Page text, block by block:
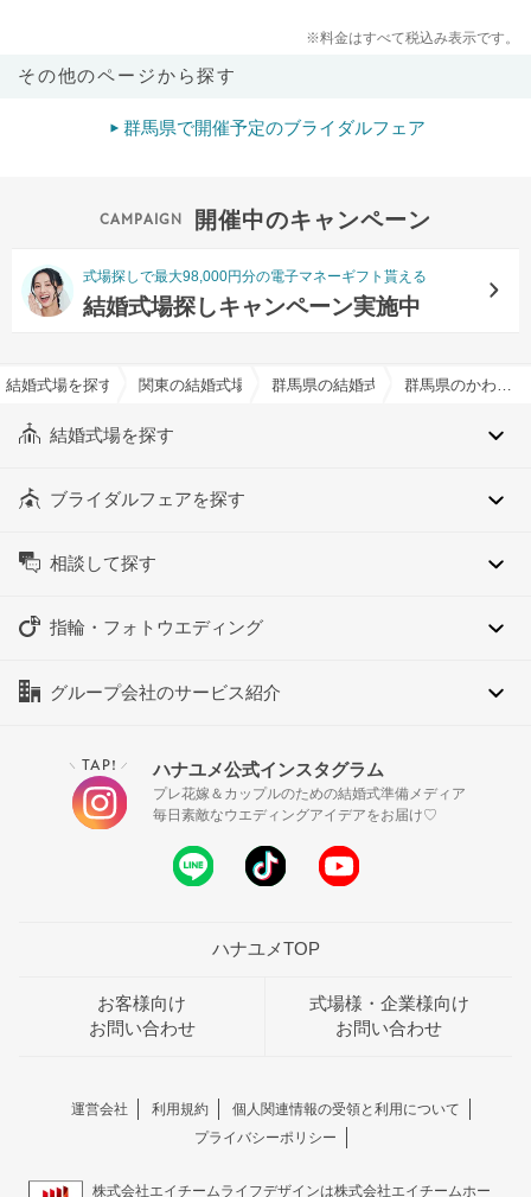
※料金はすべて税込み表示です。
その他のページから探す
群馬県で開催予定のブライダルフェア
開催中のキャンペーン
式場探しで最大98,000円分の電子マネーギフト貰える
結婚式場探しキャンペーン実施中
結婚式場を探すならハナユメ
関東の結婚式場 群馬県の結婚式場 群馬県のかわいいイメージでおすすめの結婚式場・挙式会場一覧
結婚式場を探す
ブライダルフェアを探す
相談して探す
指輪・フォトウエディング
グループ会社のサービス紹介
＼ TAP! ／ ハナユメ公式インスタグラム
プレ花嫁＆カップルのための結婚式準備メディア
毎日素敵なウエディングアイデアをお届け♡
ハナユメTOP
お客様向け
お問い合わせ
式場様・企業様向け
お問い合わせ
運営会社 利用規約
個人関連情報の受領と利用について
プライバシーポリシー
株式会社エイチームライフデザインは株式会社エイチームホー